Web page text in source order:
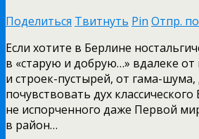
Поделиться Твитнуть Pin Отпр.
Если хотите в Берлине
в «старую и добрую…» вдалеке от
и строек-пустырей, от гама-шума,
почувствовать дух
не испорченного даже Первой
в район…